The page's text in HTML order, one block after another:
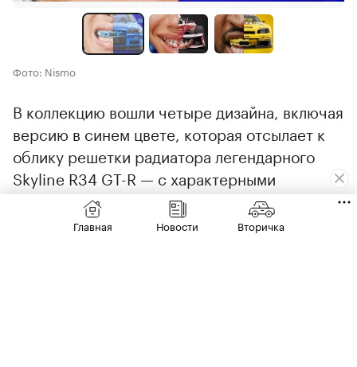
Фото: Nismo
В коллекцию вошли четыре дизайна, включая
версию в синем цвете, которая отсылает к
облику решетки радиатора легендарного
Skyline R34 GT-R — с характерными
черными вставками и янтарными
точками-«поворотниками».
Главная Новости Вторичка